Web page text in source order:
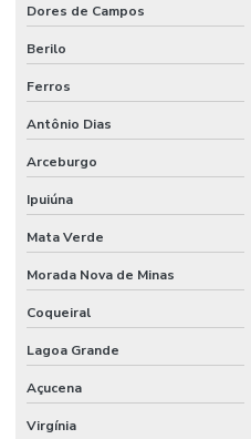
Dores de Campos
Berilo
Ferros
Antônio Dias
Arceburgo
Ipuiúna
Mata Verde
Morada Nova de Minas
Coqueiral
Lagoa Grande
Açucena
Virgínia